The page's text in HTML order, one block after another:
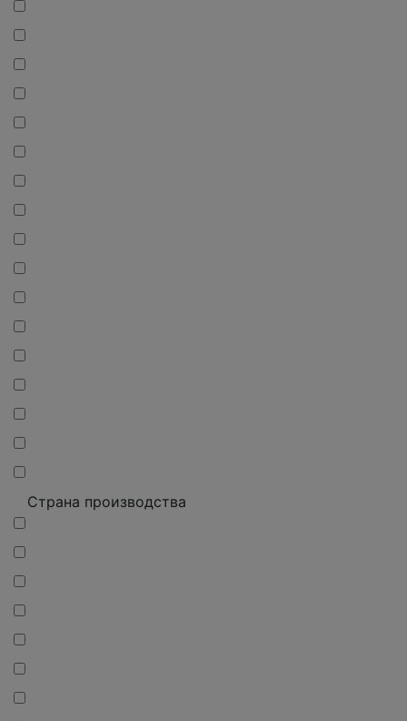
Страна производства